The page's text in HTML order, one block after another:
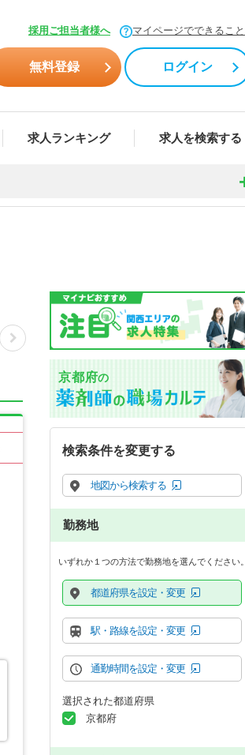
採用ご担当者様へ マイページでできること
無料登録 ログイン
求人ランキング 求人を検索する
京都府の
検索条件を変更する
地図から検索する
勤務地
いずれか１つの方法で勤務地を選んでください。
都道府県を設定・変更
駅・路線を設定・変更
通勤時間を設定・変更
選択された都道府県
京都府